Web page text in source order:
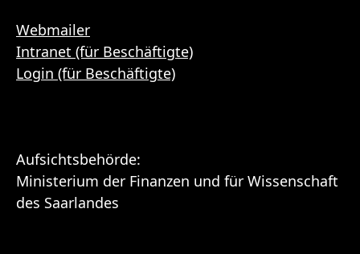
Webmailer
Intranet (für Beschäftigte)
Login (für Beschäftigte)
Aufsichtsbehörde:
Ministerium der Finanzen und für Wissenschaft
des Saarlandes